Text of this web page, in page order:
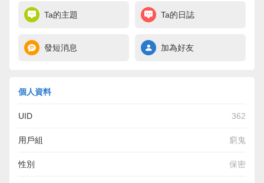
Ta的主題 Ta的日誌
發短消息 加為好友
個人資料
UID 362
用戶組 窮鬼
性別 保密